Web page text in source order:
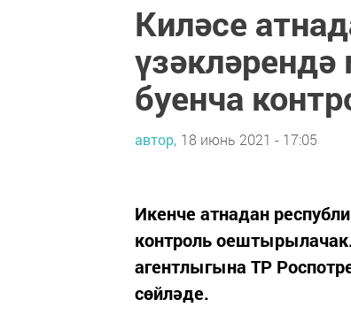
Киләсе
буенча
автор, 18 июнь 2021 - 17:05
Икенче атнадан
контроль
агентлыгына ТР
сөйләде.